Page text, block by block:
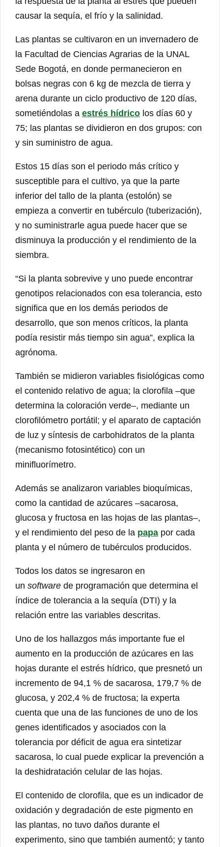
causar la sequía, el frío y la salinidad.
Las plantas se cultivaron en un invernadero de
la Facultad de Ciencias Agrarias de la UNAL
Sede Bogotá, en donde permanecieron en
bolsas negras con 6 kg de mezcla de tierra y
arena durante un ciclo productivo de 120 días,
sometiéndolas a estrés hídrico los días 60 y
75; las plantas se dividieron en dos grupos: con
y sin suministro de agua.
Estos 15 días son el periodo más crítico y
susceptible para el cultivo, ya que la parte
inferior del tallo de la planta (estolón) se
empieza a convertir en tubérculo (tuberización),
y no suministrarle agua puede hacer que se
disminuya la producción y el rendimiento de la
siembra.
“Si la planta sobrevive y uno puede encontrar
genotipos relacionados con esa tolerancia, esto
significa que en los demás periodos de
desarrollo, que son menos críticos, la planta
podía resistir más tiempo sin agua”, explica la
agrónoma.
También se midieron variables fisiológicas como
el contenido relativo de agua; la clorofila –que
determina la coloración verde–, mediante un
clorofilómetro portátil; y el aparato de captación
de luz y síntesis de carbohidratos de la planta
(mecanismo fotosintético) con un
minifluorímetro.
Además se analizaron variables bioquímicas,
como la cantidad de azúcares –sacarosa,
glucosa y fructosa en las hojas de las plantas–,
y el rendimiento del peso de la papa por cada
planta y el número de tubérculos producidos.
Todos los datos se ingresaron en
un software de programación que determina el
índice de tolerancia a la sequía (DTI) y la
relación entre las variables descritas.
Uno de los hallazgos más importante fue el
aumento en la producción de azúcares en las
hojas durante el estrés hídrico, que presnetó un
incremento de 94,1 % de sacarosa, 179,7 % de
glucosa, y 202,4 % de fructosa; la experta
cuenta que una de las funciones de uno de los
genes identificados y asociados con la
tolerancia por déficit de agua era sintetizar
sacarosa, lo cual puede explicar la prevención a
la deshidratación celular de las hojas.
El contenido de clorofila, que es un indicador de
oxidación y degradación de este pigmento en
las plantas, no tuvo daños durante el
experimento, sino que también aumentó; y tanto